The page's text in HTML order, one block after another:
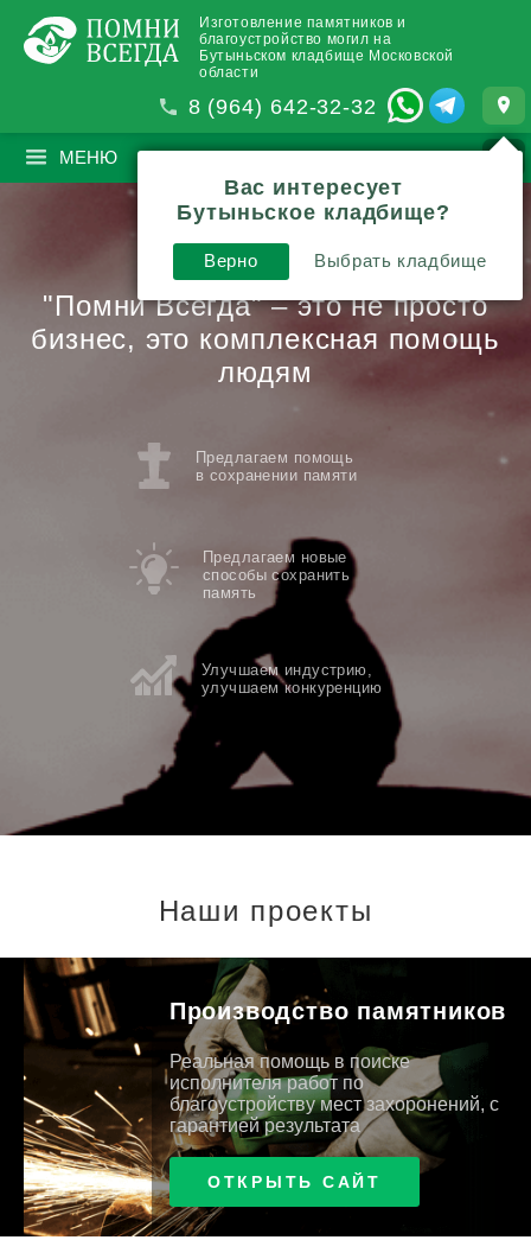
Изготовление памятников и
благоустройство могил на
Бутыньском кладбище Московской
области
8 (964) 642-32-32
МЕНЮ ПОИСК
"Помни Всегда" – это не просто
бизнес, это комплексная помощь
людям
Предлагаем помощь
в сохранении памяти
Предлагаем новые
способы сохранить
память
Улучшаем индустрию,
улучшаем конкуренцию
Наши проекты
Производство памятников
Реальная помощь в поиске
исполнителя работ по
благоустройству мест захоронений, с
гарантией результата
ОТКРЫТЬ САЙТ
Вас интересует
Бутыньское кладбище?
Верно Выбрать кладбище